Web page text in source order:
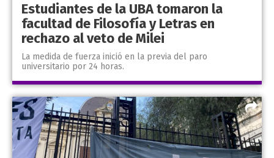
Estudiantes de la UBA tomaron la
facultad de Filosofía y Letras en
rechazo al veto de Milei
La medida de fuerza inició en la previa del paro
universitario por 24 horas.